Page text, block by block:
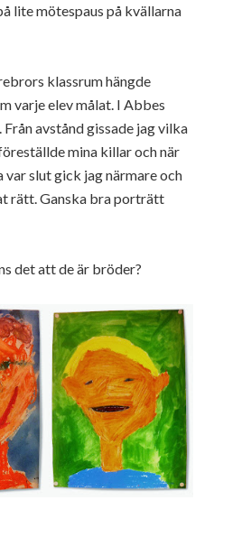
lite mötespaus på kvällarna
klassrum hängde
varje elev målat. I Abbes
Från avstånd gissade jag vilka
mina killar och när
var slut gick jag närmare och
rätt. Ganska bra porträtt
det att de är bröder?